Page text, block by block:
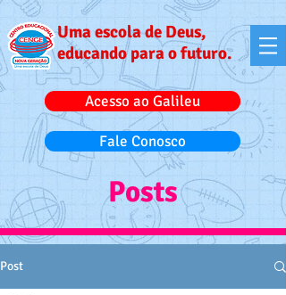
Uma escola de Deus,
educando para o futuro.
Acesso ao Galileu
Fale Conosco
Posts
Post